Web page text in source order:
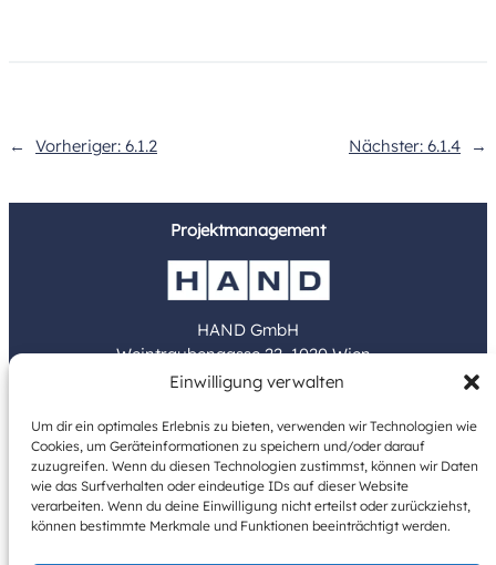
Einwilligung verwalten
Um dir ein optimales Erlebnis zu bieten, verwenden wir Technologien wie
Cookies, um Geräteinformationen zu speichern und/oder darauf
zuzugreifen. Wenn du diesen Technologien zustimmst, können wir Daten
wie das Surfverhalten oder eindeutige IDs auf dieser Website
verarbeiten. Wenn du deine Einwilligung nicht erteilst oder zurückziehst,
können bestimmte Merkmale und Funktionen beeinträchtigt werden.
← Vorheriger: 6.1.2 Nächster: 6.1.4 →
Projektmanagement
HAND GmbH
Weintraubengasse 22, 1020 Wien
www.hand.at
Bauträger